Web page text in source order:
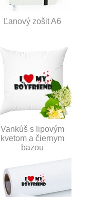
Ľanový zošit A6
Vankúš s lipovým
kvetom a čiernym
bazou